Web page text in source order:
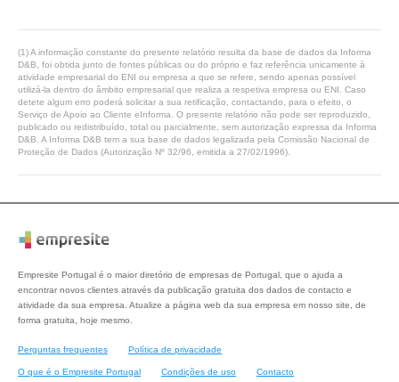
(1) A informação constante do presente relatório resulta da base de dados da Informa
D&B, foi obtida junto de fontes públicas ou do próprio e faz referência unicamente à
atividade empresarial do ENI ou empresa a que se refere, sendo apenas possível
utilizá-la dentro do âmbito empresarial que realiza a respetiva empresa ou ENI. Caso
detete algum erro poderá solicitar a sua retificação, contactando, para o efeito, o
Serviço de Apoio ao Cliente eInforma. O presente relatório não pode ser reproduzido,
publicado ou redistribuído, total ou parcialmente, sem autorização expressa da Informa
D&B. A Informa D&B tem a sua base de dados legalizada pela Comissão Nacional de
Proteção de Dados (Autorização Nº 32/96, emitida a 27/02/1996).
Empresite Portugal é o maior diretório de empresas de Portugal, que o ajuda a
encontrar novos clientes através da publicação gratuita dos dados de contacto e
atividade da sua empresa. Atualize a página web da sua empresa em nosso site, de
forma gratuita, hoje mesmo.
Perguntas frequentes Política de privacidade
O que é o Empresite Portugal Condições de uso Contacto